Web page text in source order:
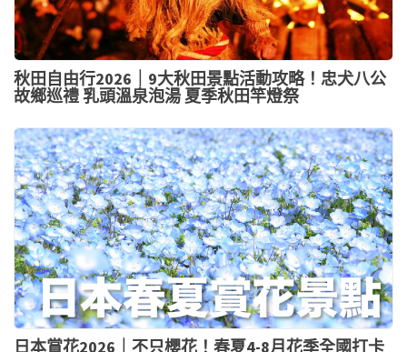
秋田自由行2026｜9大秋田景點活動攻略！忠犬八公
故鄉巡禮 乳頭溫泉泡湯 夏季秋田竿燈祭
日本賞花2026｜不只櫻花！春夏4-8月花季全國打卡